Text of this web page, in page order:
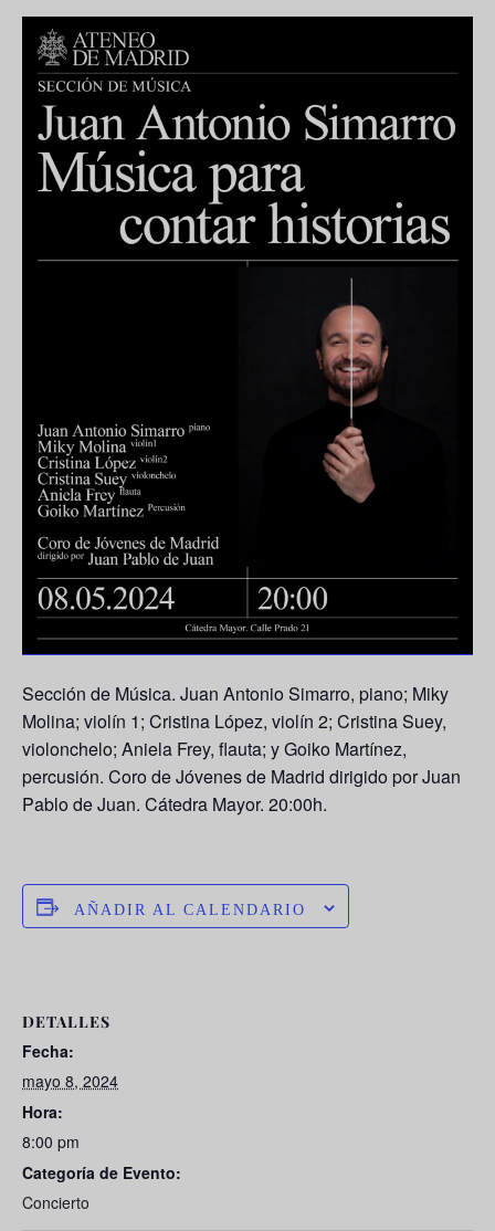
Sección de Música. Juan Antonio Simarro, piano; Miky
Molina; violín 1; Cristina López, violín 2; Cristina Suey,
violonchelo; Aniela Frey, flauta; y Goiko Martínez,
percusión. Coro de Jóvenes de Madrid dirigido por Juan
Pablo de Juan. Cátedra Mayor. 20:00h.
AÑADIR AL CALENDARIO
DETALLES
Fecha:
mayo 8, 2024
Hora:
8:00 pm
Categoría de Evento:
Concierto